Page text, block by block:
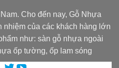
Cho đến nay, Gỗ Nhựa
của các khách hàng lớn
như: sàn gỗ nhựa ngoài
ốp tường, ốp lam sóng